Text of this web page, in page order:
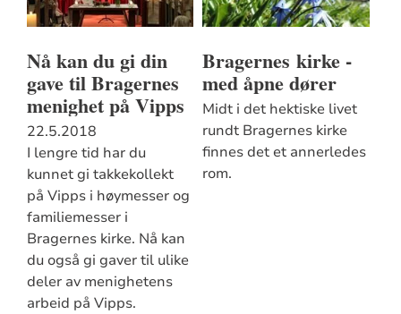
Nå kan du gi din
gave til Bragernes
menighet på Vipps
22.5.2018
I lengre tid har du
kunnet gi takkekollekt
på Vipps i høymesser og
familiemesser i
Bragernes kirke. Nå kan
du også gi gaver til ulike
deler av menighetens
arbeid på Vipps.
Bragernes kirke -
med åpne dører
Midt i det hektiske livet
rundt Bragernes kirke
finnes det et annerledes
rom.